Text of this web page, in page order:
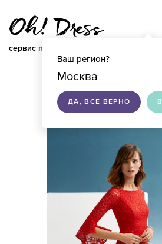
сервис по подбору свадебных платьев
Ваш регион?
Москва
ДА, ВСЕ ВЕРНО